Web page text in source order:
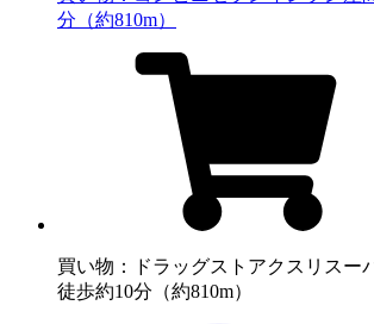
分（約810m）
買い物：ドラッグストアクスリスー
徒歩約10分（約810m）